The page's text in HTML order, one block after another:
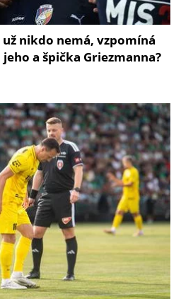
nikdo nemá, vzpomíná
a špička Griezmanna?